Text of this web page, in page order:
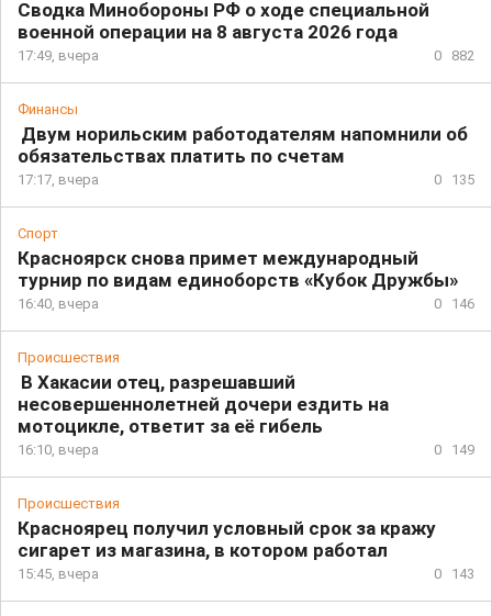
Сводка Минобороны РФ о ходе специальной
военной операции на 8 августа 2026 года
17:49, вчера 0 882
Финансы
Двум норильским работодателям напомнили об
обязательствах платить по счетам
17:17, вчера 0 135
Спорт
Красноярск снова примет международный
турнир по видам единоборств «Кубок Дружбы»
16:40, вчера 0 146
Происшествия
В Хакасии отец, разрешавший
несовершеннолетней дочери ездить на
мотоцикле, ответит за её гибель
16:10, вчера 0 149
Происшествия
Красноярец получил условный срок за кражу
сигарет из магазина, в котором работал
15:45, вчера 0 143